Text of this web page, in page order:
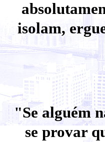
isolam,
"Se alguém
se provar